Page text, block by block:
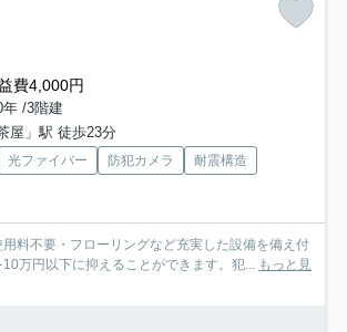
費4,000円
/3階建
屋」駅 徒歩23分
光ファイバー 防犯カメラ
耐震構造
料不要・フローリングなど充実した設備を備え付
万円以下に抑えることができます。犯... もっと見